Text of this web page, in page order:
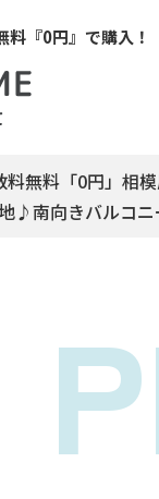
料『0円』で購入！
無料「0円」相
♪南向きバルコ